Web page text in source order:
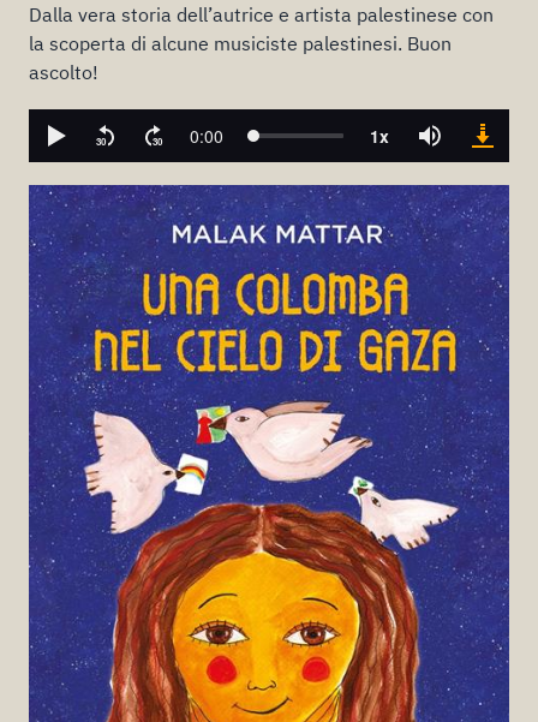
Dalla vera storia dell’autrice e artista palestinese con
la scoperta di alcune musiciste palestinesi. Buon
ascolto!